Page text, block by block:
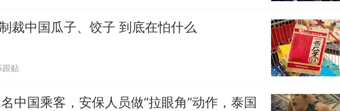
美国渔民钓获鲨鱼徒手将其拽回大海 目击者直呼震惊 （视频来源：
笔试第一被第二名传话劝弃考 官方通报
制裁瓜子饺子，美国怕什么？
裁中国瓜子、饺子 到底在怕什么
贴
中国乘客，安保人员做“拉眼角”动作，泰国